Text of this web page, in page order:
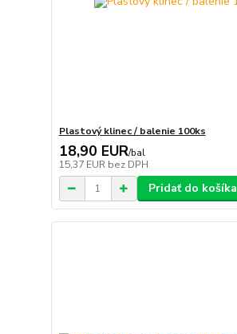
Plastový klinec / balenie 100ks
18,90 EUR/bal
15,37 EUR bez DPH
Pridať do košíka